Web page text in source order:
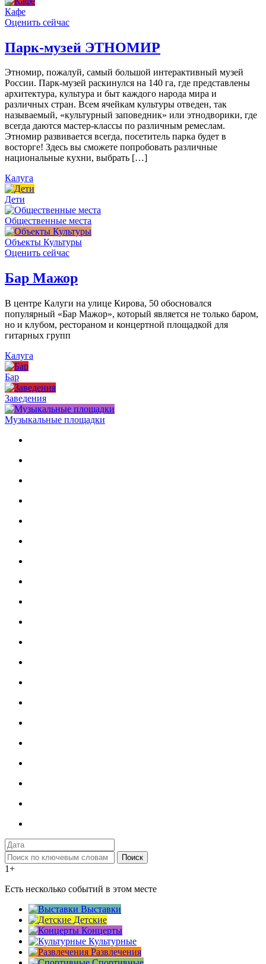
Кафе
Оценить сейчас
Парк-музей ЭТНОМИР
Этномир, пожалуй, самый большой интерактивный музей
России. Парк-музей раскинулся на 140 га, где представлены
архитектура, культура и быт каждого народа мира и
различных стран. Всем ячейкам культуры отведен, так
называемый, «культурный заповедник» или этнодворики, где
всегда даются мастер-классы по различным ремеслам.
Этномир развивается всегда, посетитель парка будет в
восторге! Здесь вы сможете попробовать различные
национальные кухни, выбрать […]
Калуга
Дети
Общественные места
Объекты Культуры
Оценить сейчас
Бар Мажор
В центре Калуги на улице Кирова, 50 обосновался
популярный «Бар Мажор», который является не только баром,
но и клубом, рестораном и концертной площадкой для
гитарных групп
Калуга
Бар
Заведения
Музыкальные площадки
Поиск
1+
Есть несколько событий в этом месте
Выставки
Детские
Концерты
Культурные
Развлечения